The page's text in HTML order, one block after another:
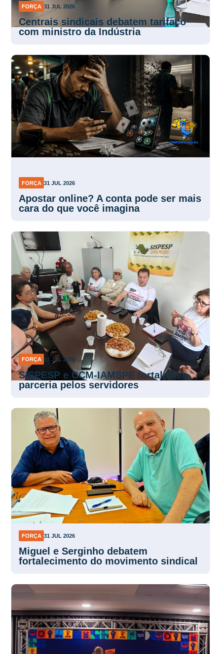
Centrais sindicais debatem tarifaço
com ministro da Indústria
Apostar online? A conta pode ser mais
cara do que você imagina
FORÇA 31 JUL 2026
SISPESP e CCM-IAMSPE fortalecem
parceria pelos servidores
Miguel e Serginho debatem
fortalecimento do movimento sindical